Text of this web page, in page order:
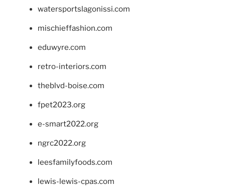
watersportslagonissi.com
mischieffashion.com
eduwyre.com
retro-interiors.com
theblvd-boise.com
fpet2023.org
e-smart2022.org
ngrc2022.org
leesfamilyfoods.com
lewis-lewis-cpas.com